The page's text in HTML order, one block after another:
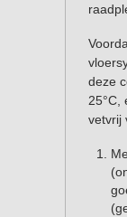
deze
25°C,
vetvrij